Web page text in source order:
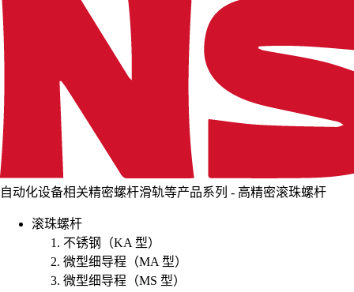
自动化设备相关精密螺杆滑轨等产品系列 - 高精密滚珠螺杆
滚珠螺杆
不锈钢（KA 型）
微型细导程（MA 型）
微型细导程（MS 型）